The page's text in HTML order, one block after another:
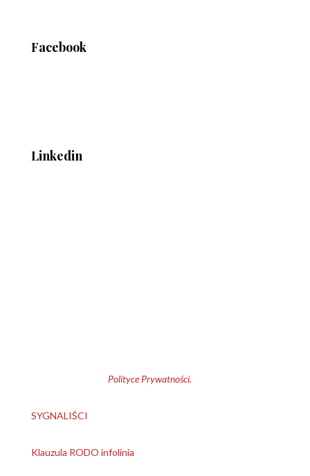
Facebook
Linkedin
Polityce Prywatności.
SYGNALIŚCI
Klauzula RODO infolinia